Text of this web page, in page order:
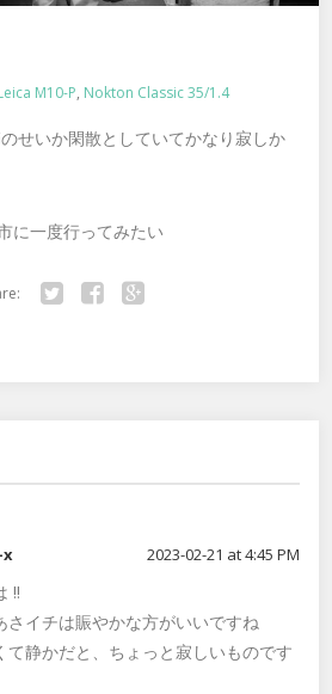
M10-P, Nokton Classic 35/1.4
せいか閑散としていてかなり寂しか
に一度行ってみたい
x 2023-02-21 at 4:45 PM
‼️
さイチは賑やかな方がいいですね
て静かだと、ちょっと寂しいものです